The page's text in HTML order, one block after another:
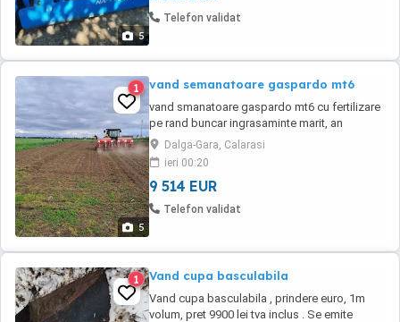
5
sau whatt app
Telefon validat
5
1 vand semanatoare gaspardo mt6
vand smanatoare gaspardo mt6 cu fertilizare
pe rand buncar ingrasaminte marit, an
fabricatie 2013 stare de functionare foarte
buna discuri floarea soarelui, porumb, sorg,
rapita
Dalga-Gara, Calarasi
ieri 00:20
9 514 EUR
Telefon validat
1 Vand cupa basculabila
Vand cupa basculabila , prindere euro, 1m
volum, pret 9900 lei tva inclus . Se emite